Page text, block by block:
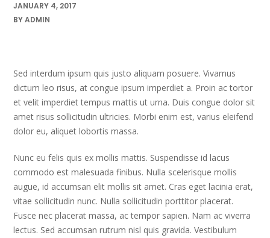
JANUARY 4, 2017
BYADMIN
Sed interdum ipsum quis justo aliquam posuere. Vivamus
dictum leo risus, at congue ipsum imperdiet a. Proin ac tortor
et velit imperdiet tempus mattis ut urna. Duis congue dolor sit
amet risus sollicitudin ultricies. Morbi enim est, varius eleifend
dolor eu, aliquet lobortis massa.
Nunc eu felis quis ex mollis mattis. Suspendisse id lacus
commodo est malesuada finibus. Nulla scelerisque mollis
augue, id accumsan elit mollis sit amet. Cras eget lacinia erat,
vitae sollicitudin nunc. Nulla sollicitudin porttitor placerat.
Fusce nec placerat massa, ac tempor sapien. Nam ac viverra
lectus. Sed accumsan rutrum nisl quis gravida. Vestibulum